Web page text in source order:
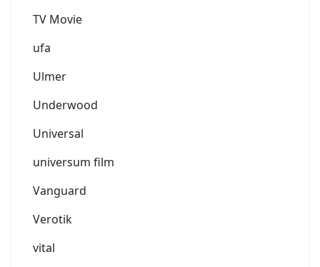
TV Movie
ufa
Ulmer
Underwood
Universal
universum film
Vanguard
Verotik
vital